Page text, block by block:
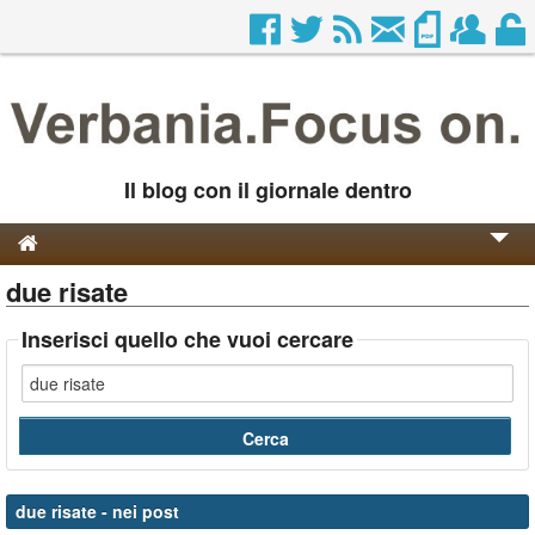
Il blog con il giornale dentro
Genesi e Storia
Contatti
due risate
Inserisci quello che vuoi cercare
due risate - nei post